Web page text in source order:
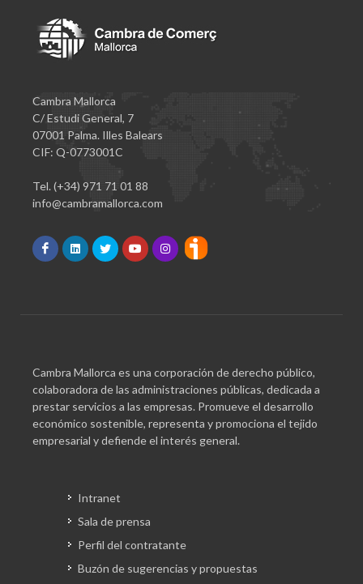
Cambra Mallorca
C/ Estudi General, 7
07001 Palma. Illes Balears
CIF: Q-0773001C
Tel. (+34) 971 71 01 88
info@cambramallorca.com
Cambra Mallorca es una corporación de derecho público,
colaboradora de las administraciones públicas, dedicada a
prestar servicios a las empresas. Promueve el desarrollo
económico sostenible, representa y promociona el tejido
empresarial y defiende el interés general.
Intranet
Sala de prensa
Perfil del contratante
Buzón de sugerencias y propuestas